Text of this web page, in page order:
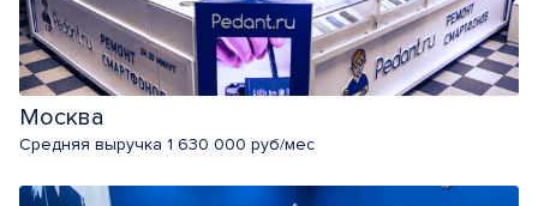
Москва
Средняя выручка 1 630 000 руб/мес